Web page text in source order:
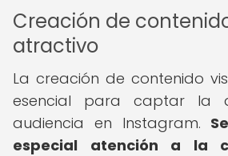
Creación de
atractivo
La creación de contenido
esencial para captar la
audiencia en Instagram.
especial atención a la